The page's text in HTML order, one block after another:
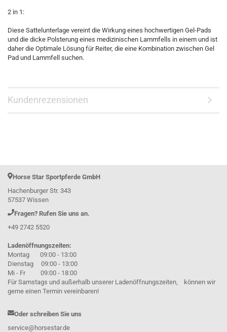
2 in 1:
Diese Sattelunterlage vereint die Wirkung eines hochwertigen Gel-Pads
und die dicke Polsterung eines medizinischen Lammfells in einem und ist
daher die Optimale Lösung für Reiter, die eine Kombination zwischen Gel
Pad und Lammfell suchen.
Kundenrezensionen
Horse Star Sportpferde GmbH
Hachenburger Str. 343
57537 Wissen
Fragen? Rufen Sie uns an.
+49 2742 5520
Ladenöffnungszeiten:
Montag 09:00 - 13:00
Dienstag 09:00 - 13:00
Mi - Fr 09:00 - 18:00
Für Samstags und außerhalb unserer Ladenöffnungszeiten, können wir
gerne einen Termin vereinbaren!
Oder schreiben Sie uns
service@horsestar.de